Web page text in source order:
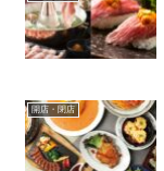
開店・閉店